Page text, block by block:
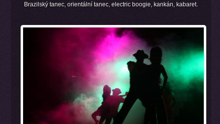
Brazilský tanec, orientální tanec, electric boogie, kankán, kabaret.